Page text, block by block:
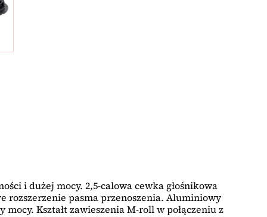
i dużej mocy. 2,5-calowa cewka głośnikowa
rozszerzenie pasma przenoszenia. Aluminiowy
Kształt zawieszenia M-roll w połączeniu z